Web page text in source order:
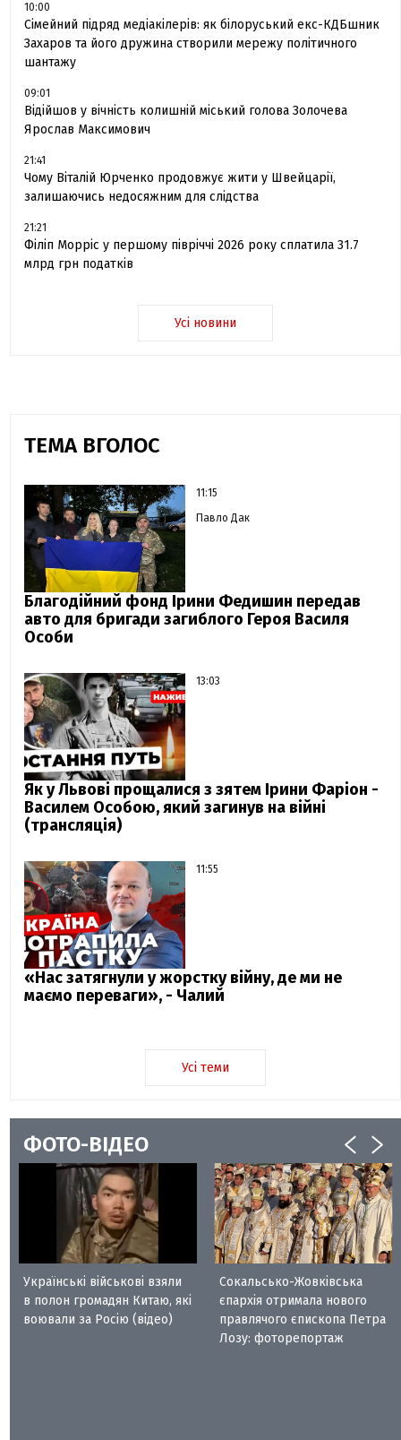
10:00
Сімейний підряд медіакілерів: як білоруський екс-КДБшник
Захаров та його дружина створили мережу політичного
шантажу
09:01
Відійшов у вічність колишній міський голова Золочева
Ярослав Максимович
21:41
Чому Віталій Юрченко продовжує жити у Швейцарії,
залишаючись недосяжним для слідства
21:21
Філіп Морріс у першому півріччі 2026 року сплатила 31.7
млрд грн податків
Усі новини
ТЕМА ВГОЛОС
11:15
Павло Дак
Благодійний фонд Ірини Федишин передав
авто для бригади загиблого Героя Василя
Особи
13:03
Як у Львові прощалися з зятем Ірини Фаріон -
Василем Особою, який загинув на війні
(трансляція)
11:55
«Нас затягнули у жорстку війну, де ми не
маємо переваги», - Чалий
Усі теми
ФОТО-ВІДЕО
Українські військові взяли
в полон громадян Китаю, які
воювали за Росію (відео)
Сокальсько-Жовківська
єпархія отримала нового
правлячого єпископа Петра
Лозу: фоторепортаж